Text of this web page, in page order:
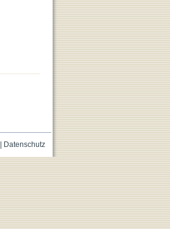
Datenschutz